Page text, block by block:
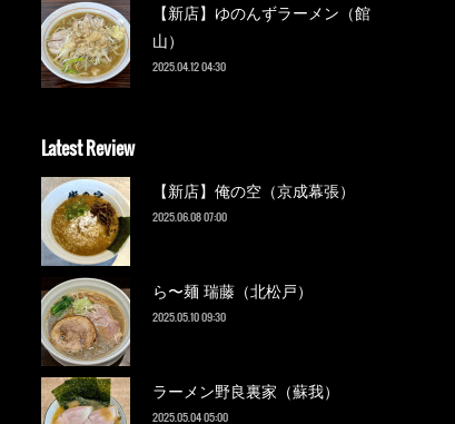
【新店】ゆのんずラーメン（館
山）
2025.04.12 04:30
Latest Review
【新店】俺の空（京成幕張）
2025.06.08 07:00
ら〜麺 瑞藤（北松戸）
2025.05.10 09:30
ラーメン野良裏家（蘇我）
2025.05.04 05:00